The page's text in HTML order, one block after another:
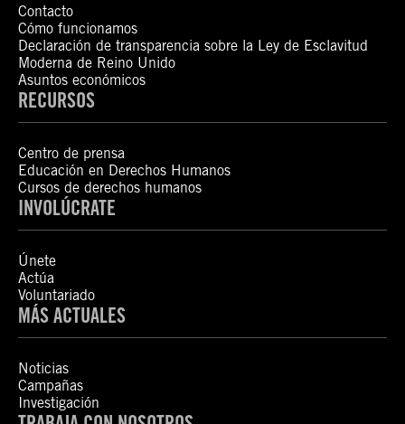
Contacto
Cómo funcionamos
Declaración de transparencia sobre la Ley de Esclavitud
Moderna de Reino Unido
Asuntos económicos
RECURSOS
Centro de prensa
Educación en Derechos Humanos
Cursos de derechos humanos
INVOLÚCRATE
Únete
Actúa
Voluntariado
MÁS ACTUALES
Noticias
Campañas
Investigación